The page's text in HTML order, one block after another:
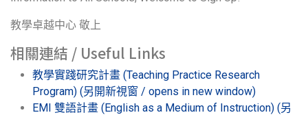
教學卓越中心 敬上
相關連結 / Useful Links
教學實踐研究計畫 (Teaching Practice Research
Program) (另開新視窗 / opens in new window)
EMI 雙語計畫 (English as a Medium of Instruction) (另